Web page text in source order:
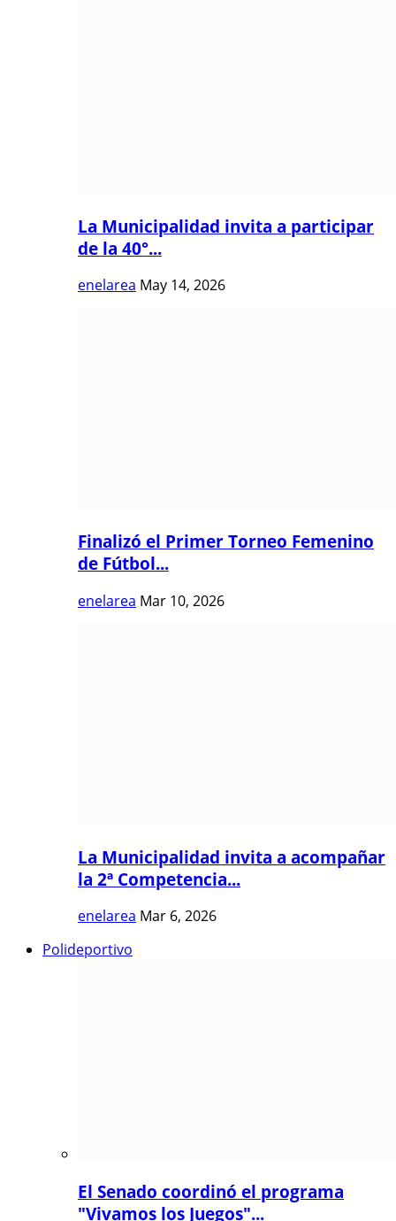
La Municipalidad invita a participar
de la 40°...
enelarea May 14, 2026
Finalizó el Primer Torneo Femenino
de Fútbol...
enelarea Mar 10, 2026
La Municipalidad invita a acompañar
la 2ª Competencia...
enelarea Mar 6, 2026
Polideportivo
El Senado coordinó el programa
"Vivamos los Juegos"...